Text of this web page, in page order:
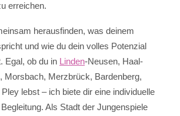
erreichen.
herausfinden, was deinem
und wie du dein volles Potenzial
Egal, ob du in Linden-Neusen, Haal-
Morsbach, Merzbrück, Bardenberg,
lebst – ich biete dir eine individuelle
Als Stadt der Jungenspiele